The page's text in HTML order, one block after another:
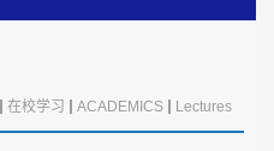
在校学习 ACADEMICS Lectures